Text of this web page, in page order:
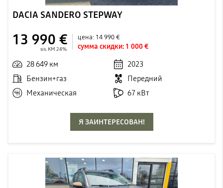
DACIA SANDERO STEPWAY
13 990 €
sis. KM 24%
цена: 14 990 €
сумма скидки: 1 000 €
28 649 км
2023
Бензин+газ
Передний
Механическая
67 кВт
Я ЗАИНТЕРЕСОВАН!